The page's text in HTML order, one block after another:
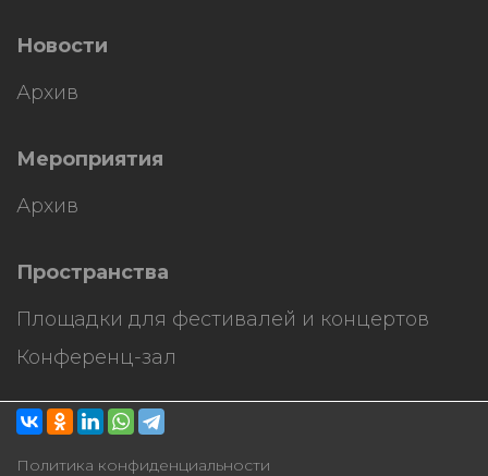
Новости
Архив
Мероприятия
Архив
Пространства
Площадки для фестивалей и концертов
Конференц-зал
Политика конфиденциальности